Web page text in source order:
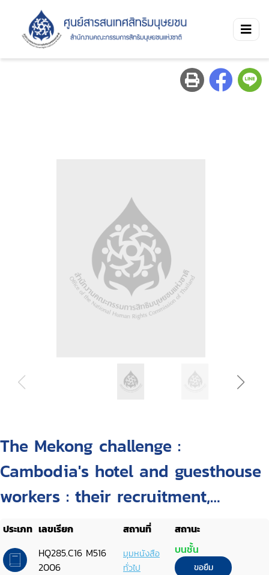
The Mekong challenge :
Cambodia's hotel and guesthouse
workers : their recruitment,
working conditions and
vulnerabilities
ประเภท เลขเรียก สถานที่
สถานะ
HQ285.C16 M516
2006
มุมหนังสือ
ทั่วไป
บนชั้น
ขอยืม